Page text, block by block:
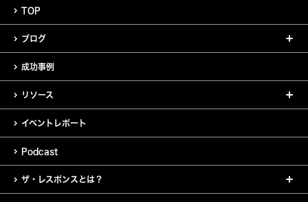
TOP
ブログ
成功事例
リソース
イベントレポート
Podcast
ザ・レスポンスとは？